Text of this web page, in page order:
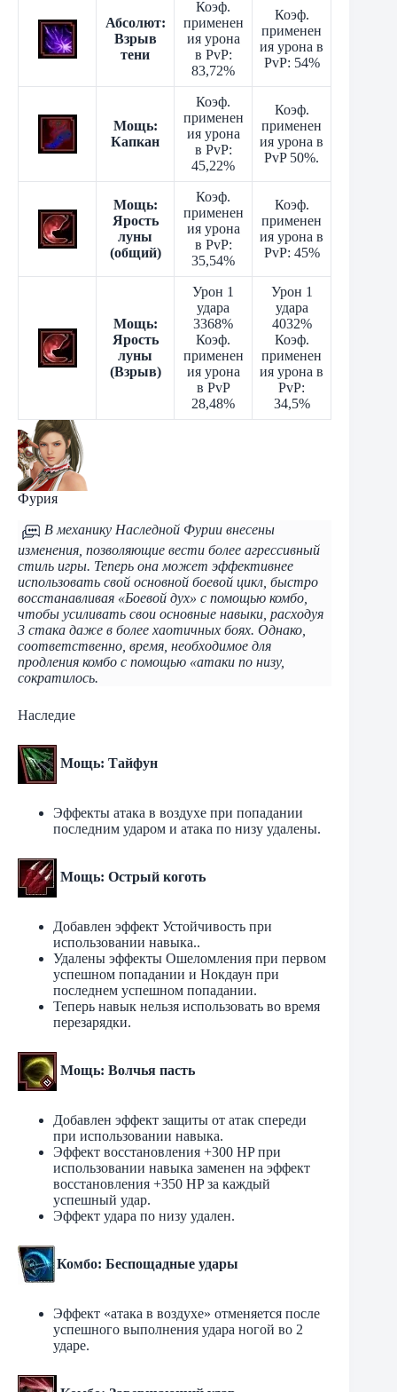
Абсолют:
Взрыв
тени
Коэф.
применен
ия урона
в PvP:
83,72%
Коэф.
применен
ия урона в
PvP: 54%
Мощь:
Капкан
Коэф.
применен
ия урона
в PvP:
45,22%
Коэф.
применен
ия урона в
PvP 50%.
Мощь:
Ярость
луны
(общий)
Коэф.
применен
ия урона
в PvP:
35,54%
Коэф.
применен
ия урона в
PvP: 45%
Мощь:
Ярость
луны
(Взрыв)
Урон 1
удара
3368%
Коэф.
применен
ия урона
в PvP
28,48%
Урон 1
удара
4032%
Коэф.
применен
ия урона в
PvP:
34,5%
Фурия
В механику Наследной Фурии внесены
изменения, позволяющие вести более агрессивный
стиль игры. Теперь она может эффективнее
использовать свой основной боевой цикл, быстро
восстанавливая «Боевой дух» с помощью комбо,
чтобы усиливать свои основные навыки, расходуя
3 стака даже в более хаотичных боях. Однако,
соответственно, время, необходимое для
продления комбо с помощью «атаки по низу,
сократилось.
Наследие
Мощь: Тайфун
Эффекты атака в воздухе при попадании
последним ударом и атака по низу удалены.
Мощь: Острый коготь
Добавлен эффект Устойчивость при
использовании навыка..
Удалены эффекты Ошеломления при первом
успешном попадании и Нокдаун при
последнем успешном попадании.
Теперь навык нельзя использовать во время
перезарядки.
Мощь: Волчья пасть
Добавлен эффект защиты от атак спереди
при использовании навыка.
Эффект восстановления +300 HP при
использовании навыка заменен на эффект
восстановления +350 HP за каждый
успешный удар.
Эффект удара по низу удален.
Комбо: Беспощадные удары
Эффект «атака в воздухе» отменяется после
успешного выполнения удара ногой во 2
ударе.